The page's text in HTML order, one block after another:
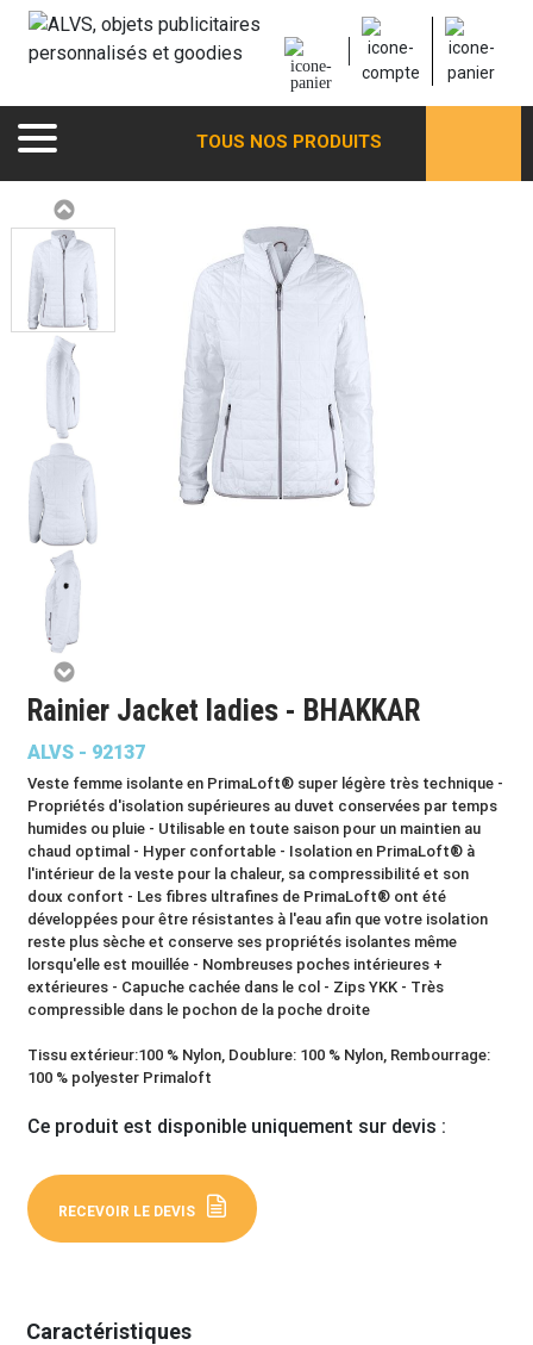
TOUS NOS PRODUITS
Rainier Jacket ladies - BHAKKAR
ALVS - 92137
Veste femme isolante en PrimaLoft® super légère très technique -
Propriétés d'isolation supérieures au duvet conservées par temps
humides ou pluie - Utilisable en toute saison pour un maintien au
chaud optimal - Hyper confortable - Isolation en PrimaLoft® à
l'intérieur de la veste pour la chaleur, sa compressibilité et son
doux confort - Les fibres ultrafines de PrimaLoft® ont été
développées pour être résistantes à l'eau afin que votre isolation
reste plus sèche et conserve ses propriétés isolantes même
lorsqu'elle est mouillée - Nombreuses poches intérieures +
extérieures - Capuche cachée dans le col - Zips YKK - Très
compressible dans le pochon de la poche droite
Tissu extérieur:100 % Nylon, Doublure: 100 % Nylon, Rembourrage:
100 % polyester Primaloft
Ce produit est disponible uniquement sur devis :
RECEVOIR LE DEVIS
Caractéristiques